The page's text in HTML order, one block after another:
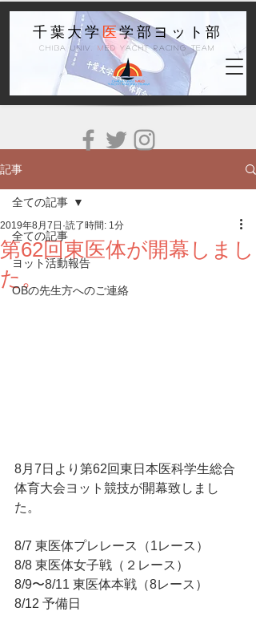
千葉大学 医学部ヨット部
Chiba Univ. M ed Yacht Racing Team
記事
全ての記事
ヨット活動報告
OBの先生方へのご連絡
全ての記事
第62回東医体が開幕しまし
た。
2019年8月7日 読了時間: 1分
8月7日より第62回東日本医科学生総合
体育大会ヨット競技が開幕致しまし
た。
8/7 東医体プレレース（1レース）
8/8 東医体女子戦（２レース）
8/9〜8/11 東医体本戦（8レース）
8/12 予備日